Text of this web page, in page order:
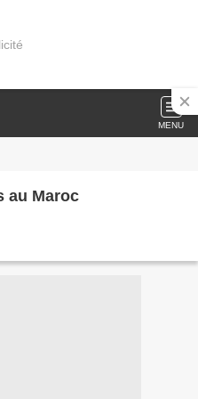
MENU
au Maroc